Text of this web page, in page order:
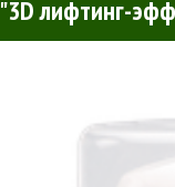
лифтинг-